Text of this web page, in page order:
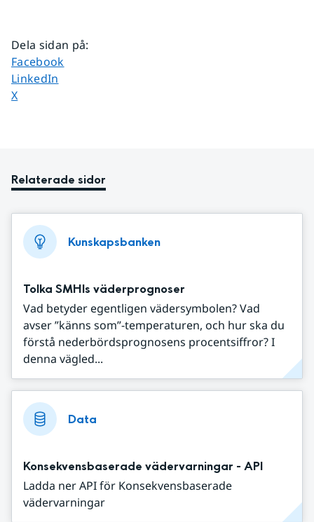
Dela sidan på:
Dela sidan på
Facebook
Dela sidan på
LinkedIn
Dela sidan på
X
Relaterade sidor
Kunskapsbanken
Tolka SMHIs väderprognoser
Vad betyder egentligen vädersymbolen? Vad
avser ”känns som”-temperaturen, och hur ska du
förstå nederbördsprognosens procentsiffror? I
denna vägled...
Data
Konsekvensbaserade vädervarningar - API
Ladda ner API för Konsekvensbaserade
vädervarningar